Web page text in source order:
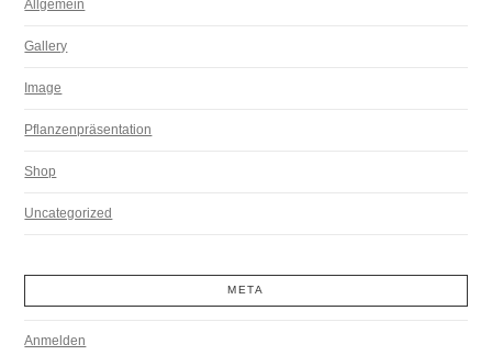
Allgemein
Gallery
Image
Pflanzenpräsentation
Shop
Uncategorized
META
Anmelden